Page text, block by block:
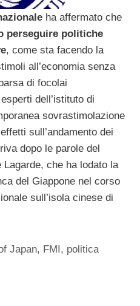
ha affermato che
perseguire politiche
, come sta facendo la
all’economia senza
di focolai
dell’istituto di
sovrastimolazione
sull’andamento dei
dopo le parole del
che ha lodato la
del Giappone nel corso
sull’isola cinese di
Japan, FMI , politica